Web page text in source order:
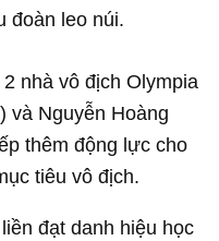
đoàn leo núi.
nhà vô địch Olympia
và Nguyễn Hoàng
thêm động lực cho
tiêu vô địch.
đạt danh hiệu học